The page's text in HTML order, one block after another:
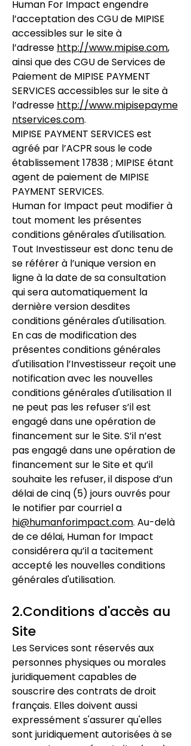
Human For Impact engendre
l’acceptation des CGU de MIPISE
accessibles sur le site à
l’adresse http://www.mipise.com,
ainsi que des CGU de Services de
Paiement de MIPISE PAYMENT
SERVICES accessibles sur le site à
l’adresse http://www.mipisepayme
ntservices.com.
MIPISE PAYMENT SERVICES est
agréé par l’ACPR sous le code
établissement 17838 ; MIPISE étant
agent de paiement de MIPISE
PAYMENT SERVICES.
Human for Impact peut modifier à
tout moment les présentes
conditions générales d'utilisation.
Tout Investisseur est donc tenu de
se référer à l’unique version en
ligne à la date de sa consultation
qui sera automatiquement la
dernière version desdites
conditions générales d'utilisation.
En cas de modification des
présentes conditions générales
d'utilisation l’Investisseur reçoit une
notification avec les nouvelles
conditions générales d'utilisation Il
ne peut pas les refuser s’il est
engagé dans une opération de
financement sur le Site. S’il n’est
pas engagé dans une opération de
financement sur le Site et qu’il
souhaite les refuser, il dispose d’un
délai de cinq (5) jours ouvrés pour
le notifier par courriel a
hi@humanforimpact.com. Au-delà
de ce délai, Human for Impact
considérera qu’il a tacitement
accepté les nouvelles conditions
générales d'utilisation.
2.Conditions d'accès au
Site
Les Services sont réservés aux
personnes physiques ou morales
juridiquement capables de
souscrire des contrats de droit
français. Elles doivent aussi
expressément s'assurer qu'elles
sont juridiquement autorisées à se